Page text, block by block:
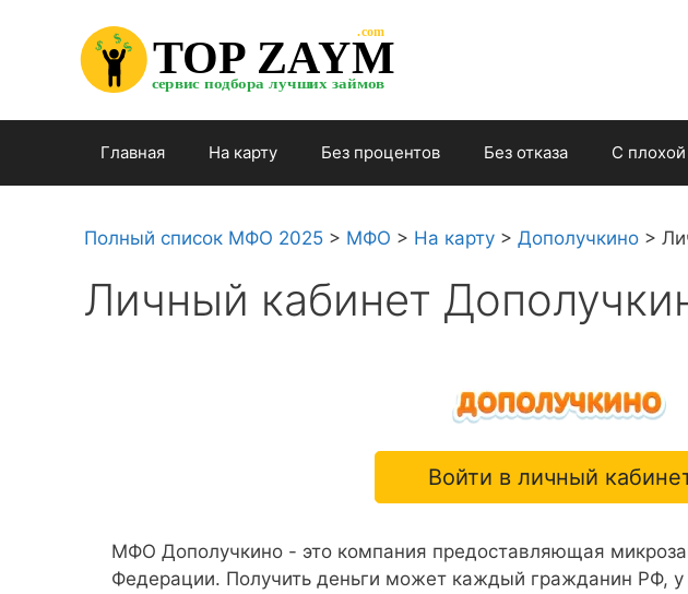
содержимому
TOP ZAYM
сервис подбора лучших займов
.com
$
$
$
Главная На карту Без процентов Без отказа С
Полный список МФО 2025 > МФО > На карту > Дополучкино >
Личный кабинет
Войти в личный
МФО Дополучкино - это компания предоставляющая
Федерации. Получить деньги может каждый гражданин РФ, у